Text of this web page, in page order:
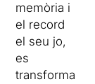
memòria i
el record
el seu jo,
es
transforma